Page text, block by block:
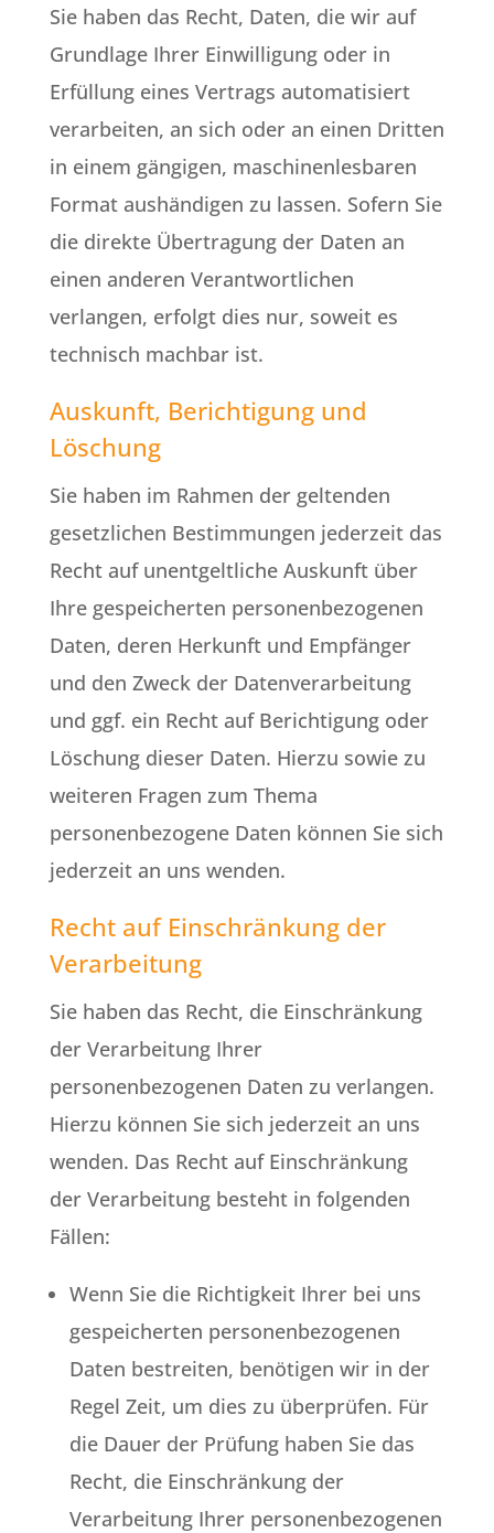
Sie haben das Recht, Daten, die wir auf
Grundlage Ihrer Einwilligung oder in
Erfüllung eines Vertrags automatisiert
verarbeiten, an sich oder an einen Dritten
in einem gängigen, maschinenlesbaren
Format aushändigen zu lassen. Sofern Sie
die direkte Übertragung der Daten an
einen anderen Verantwortlichen
verlangen, erfolgt dies nur, soweit es
technisch machbar ist.
Auskunft, Berichtigung und
Löschung
Sie haben im Rahmen der geltenden
gesetzlichen Bestimmungen jederzeit das
Recht auf unentgeltliche Auskunft über
Ihre gespeicherten personenbezogenen
Daten, deren Herkunft und Empfänger
und den Zweck der Datenverarbeitung
und ggf. ein Recht auf Berichtigung oder
Löschung dieser Daten. Hierzu sowie zu
weiteren Fragen zum Thema
personenbezogene Daten können Sie sich
jederzeit an uns wenden.
Recht auf Einschränkung der
Verarbeitung
Sie haben das Recht, die Einschränkung
der Verarbeitung Ihrer
personenbezogenen Daten zu verlangen.
Hierzu können Sie sich jederzeit an uns
wenden. Das Recht auf Einschränkung
der Verarbeitung besteht in folgenden
Fällen:
Wenn Sie die Richtigkeit Ihrer bei uns
gespeicherten personenbezogenen
Daten bestreiten, benötigen wir in der
Regel Zeit, um dies zu überprüfen. Für
die Dauer der Prüfung haben Sie das
Recht, die Einschränkung der
Verarbeitung Ihrer personenbezogenen